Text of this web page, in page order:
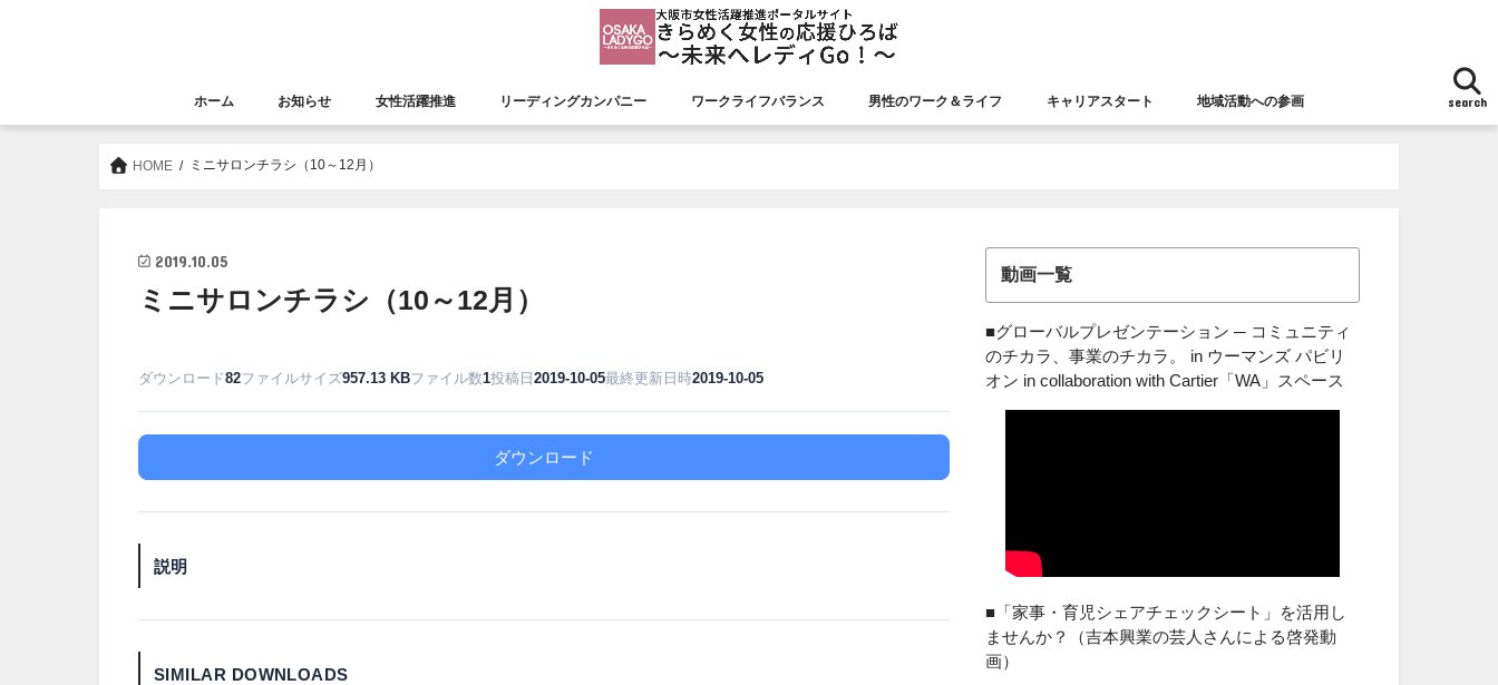
search
ホーム お知らせ 女性活躍推進 リーディングカンパニー ワークライフバランス 男性のワーク＆ライフ キャリアスタート 地域活動への参画
HOME ミニサロンチラシ（10～12月）
2019.10.05
ミニサロンチラシ（10～12月）
ダウンロード82ファイルサイズ957.13 KBファイル数1投稿日 2019-10-05最終更新日時2019-10-05
ダウンロード
説明
SIMILAR DOWNLOADS
動画一覧
■グローバルプレゼンテーション ─ コミュニティ
のチカラ、事業のチカラ。 in ウーマンズ パビリ
オン in collaboration with Cartier「WA」スペース
■「家事・育児シェアチェックシート」を活用し
ませんか？（吉本興業の芸人さんによる啓発動
画）